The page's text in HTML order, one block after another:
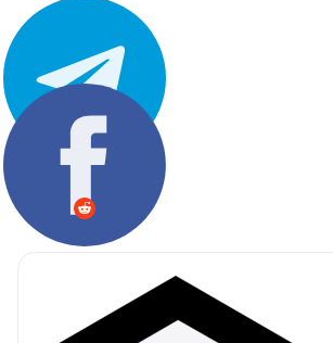
Teilen: